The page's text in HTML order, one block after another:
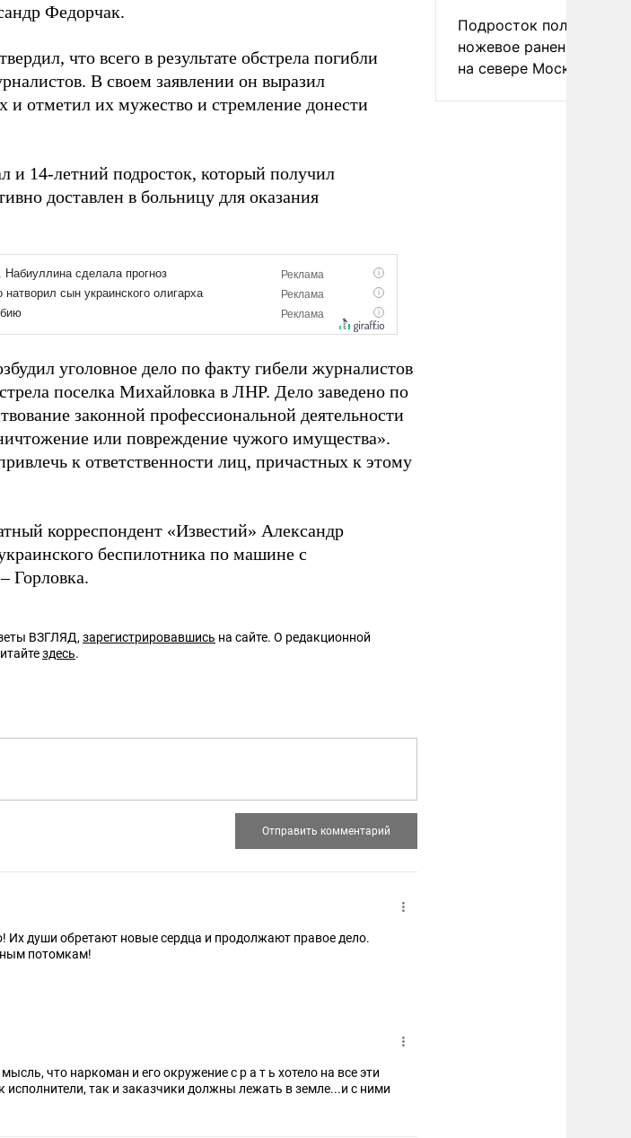
Федорчак.
что всего в результате обстрела погибли
В своем заявлении он выразил
и отметил их мужество и стремление донести
и 14-летний подросток, который получил
доставлен в больницу для оказания
уголовное дело по факту гибели журналистов
поселка Михайловка в ЛНР. Дело заведено по
законной профессиональной деятельности
или повреждение чужого имущества».
к ответственности лиц, причастных к этому
корреспондент «Известий» Александр
беспилотника по машине с
Горловка.
ВЗГЛЯД,зарегистрировавшись на сайте. О редакционной
здесь.
души обретают новые сердца и продолжают правое дело.
потомкам!
что наркоман и его окружение с р а т ь хотело на все эти
исполнители, так и заказчики должны лежать в земле...и с ними
Подросток получил
ножевое ранение в
на севере Москвы